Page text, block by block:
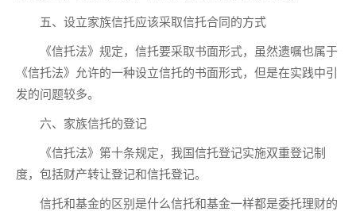
五、设立家族信托应该采取信托合同的方式
《信托法》规定，信托要采取书面形式，虽然遗嘱也属于
《信托法》允许的一种设立信托的书面形式，但是在实践中引
发的问题较多。
六、家族信托的登记
《信托法》第十条规定，我国信托登记实施双重登记制
度，包括财产转让登记和信托登记。
信托和基金的区别是什么信托和基金一样都是委托理财的